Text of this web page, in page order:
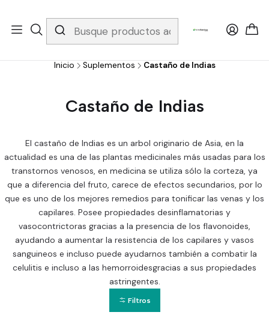
Whatsapp 3229079958/ Fijo 6019251796 / Envios a todo el país y
gratis apartir de 199.000!
Inicio Suplementos Castaño de Indias
Castaño de Indias
El castaño de Indias es un arbol originario de Asia, en la
actualidad es una de las plantas medicinales más usadas para los
transtornos venosos, en medicina se utiliza sólo la corteza, ya
que a diferencia del fruto, carece de efectos secundarios, por lo
que es uno de los mejores remedios para tonificar las venas y los
capilares. Posee propiedades desinflamatorias y
vasocontrictoras gracias a la presencia de los flavonoides,
ayudando a aumentar la resistencia de los capilares y vasos
sanguineos e incluso puede ayudarnos también a combatir la
celulitis e incluso a las hemorroidesgracias a sus propiedades
astringentes.
Filtros